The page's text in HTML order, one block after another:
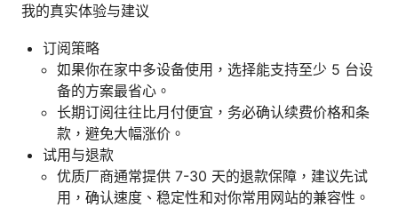
我的真实体验与建议
订阅策略
如果你在家中多设备使用，选择能支持至少 5 台设
备的方案最省心。
长期订阅往往比月付便宜，务必确认续费价格和条
款，避免大幅涨价。
试用与退款
优质厂商通常提供 7-30 天的退款保障，建议先试
用，确认速度、稳定性和对你常用网站的兼容性。